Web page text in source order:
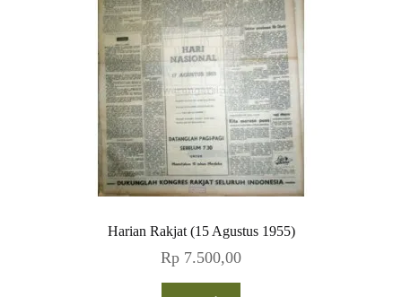
Harian Rakjat (15 Agustus 1955)
Rp 7.500,00